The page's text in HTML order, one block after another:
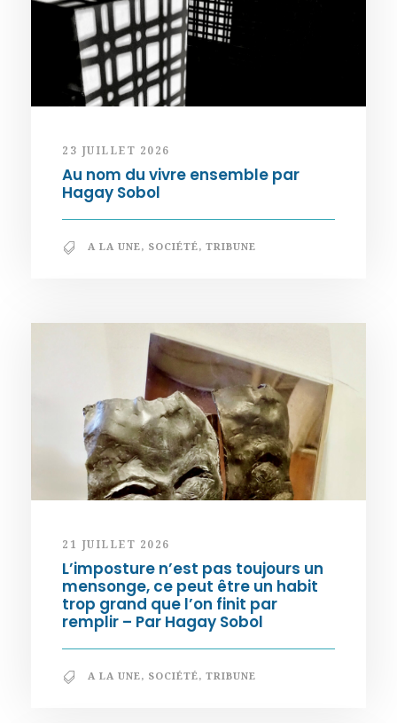
23 JUILLET 2026
Au nom du vivre ensemble par
Hagay Sobol
A LA UNE, SOCIÉTÉ, TRIBUNE
21 JUILLET 2026
L’imposture n’est pas toujours un
mensonge, ce peut être un habit
trop grand que l’on finit par
remplir – Par Hagay Sobol
A LA UNE, SOCIÉTÉ, TRIBUNE